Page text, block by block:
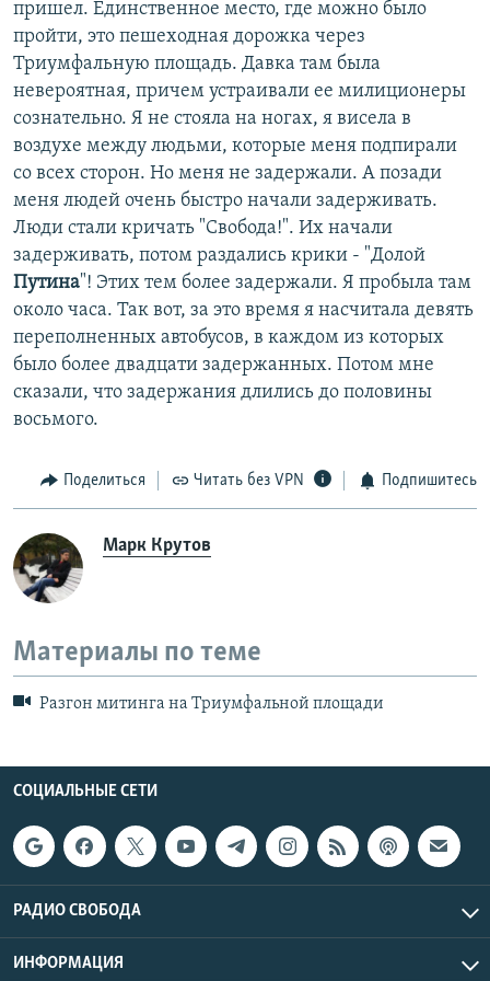
пришел. Единственное место, где можно было
пройти, это пешеходная дорожка через
Триумфальную площадь. Давка там была
невероятная, причем устраивали ее милиционеры
сознательно. Я не стояла на ногах, я висела в
воздухе между людьми, которые меня подпирали
со всех сторон. Но меня не задержали. А позади
меня людей очень быстро начали задерживать.
Люди стали кричать "Свобода!". Их начали
задерживать, потом раздались крики - "Долой
Путина"! Этих тем более задержали. Я пробыла там
около часа. Так вот, за это время я насчитала девять
переполненных автобусов, в каждом из которых
было более двадцати задержанных. Потом мне
сказали, что задержания длились до половины
восьмого.
Поделиться Читать без VPN Подпишитесь
Марк Крутов
Материалы по теме
Разгон митинга на Триумфальной площади
СОЦИАЛЬНЫЕ СЕТИ
РАДИО СВОБОДА
ИНФОРМАЦИЯ